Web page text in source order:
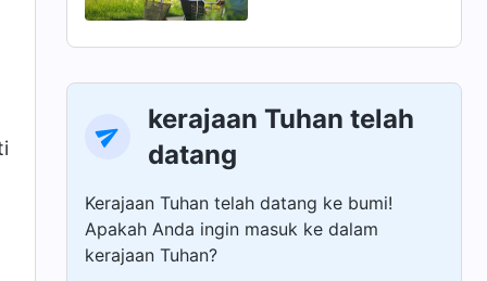
kerajaan Tuhan telah
datang
Kerajaan Tuhan telah datang ke bumi!
Apakah Anda ingin masuk ke dalam
kerajaan Tuhan?